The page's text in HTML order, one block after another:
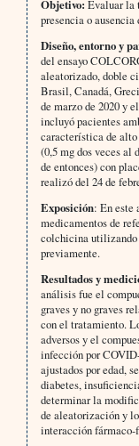
Objetivo: Evaluar la
presencia o
Diseño, entorno y
del ensayo
aleatorizado, doble
Brasil, Canadá,
de marzo de 2020 y
incluyó pacientes
característica de
(0,5 mg dos veces al
de entonces) con
realizó del 24 de
Exposición: En este
medicamentos de
colchicina utilizando
previamente.
Resultados y
análisis fue el
graves y no graves
con el tratamiento.
adversos y el
infección por
ajustados por edad,
diabetes,
determinar la
de aleatorización y
interacción fármaco-